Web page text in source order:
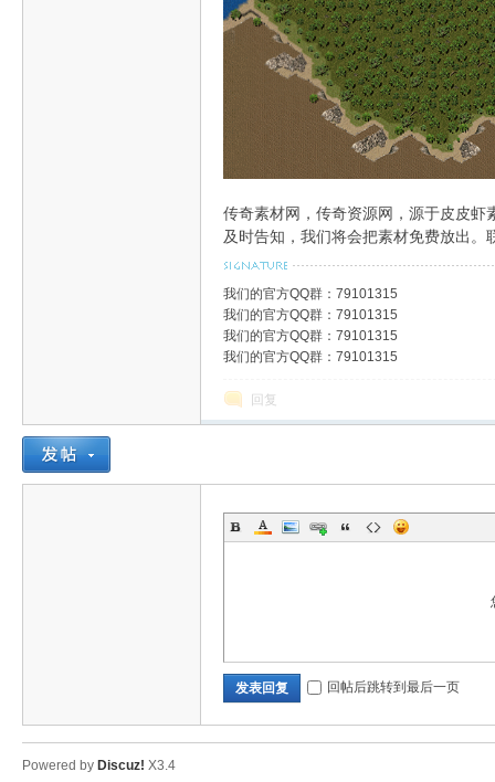
素
传奇素材网，传奇资源网，源于皮皮
及时告知，我们将会把素材免费放出。
我们的官方QQ群：79101315
我们的官方QQ群：79101315
我们的官方QQ群：79101315
我们的官方QQ群：79101315
回复
发表回复 回帖后跳转到最后一页
Powered by Discuz! X3.4